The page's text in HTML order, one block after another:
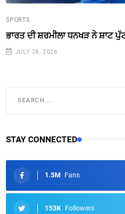
SPORTS
ਭਾਰਤ ਦੀ ਸ਼ਰਮੀਲਾ ਧਨਖੜ ਨੇ ਸ਼ਾਟ
JULY 28, 2026
STAY CONNECTED
1.5M Fans
153K Followers